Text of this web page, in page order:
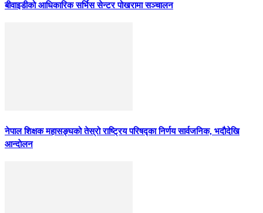
बीवाइडीको आधिकारिक सर्भिस सेन्टर पोखरामा सञ्चालन
नेपाल शिक्षक महासङ्घको तेस्रो राष्ट्रिय परिषद्का निर्णय सार्वजनिक, भदाैदेखि
आन्दाेलन